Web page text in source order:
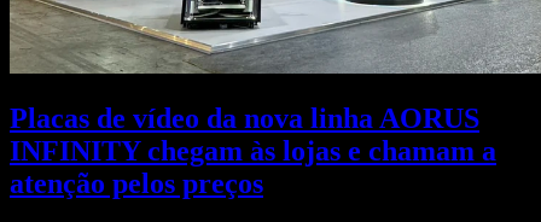
Placas de vídeo da nova linha AORUS
INFINITY chegam às lojas e chamam a
atenção pelos preços